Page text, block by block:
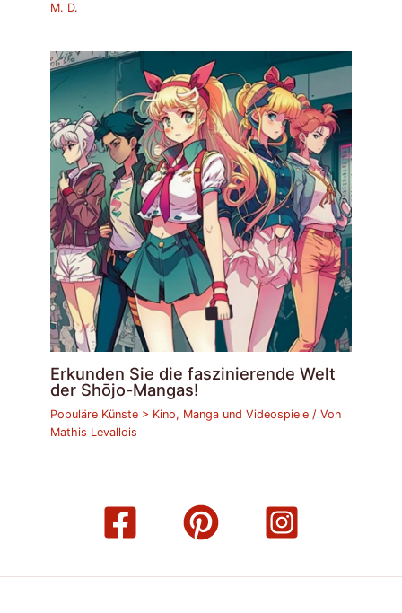
M. D.
Erkunden Sie die faszinierende Welt
der Shōjo-Mangas!
Populäre Künste > Kino, Manga und Videospiele / Von
Mathis Levallois